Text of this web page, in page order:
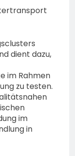
dient dazu,
im Rahmen
zu testen.
im
in